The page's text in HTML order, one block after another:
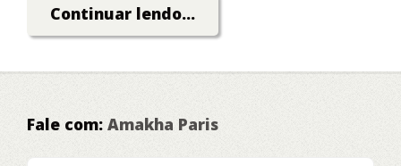
Continuar lendo...
Fale com: Amakha Paris